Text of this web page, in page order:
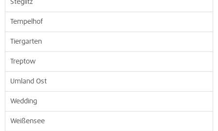
Steglitz
Tempelhof
Tiergarten
Treptow
Umland Ost
Wedding
Weißensee